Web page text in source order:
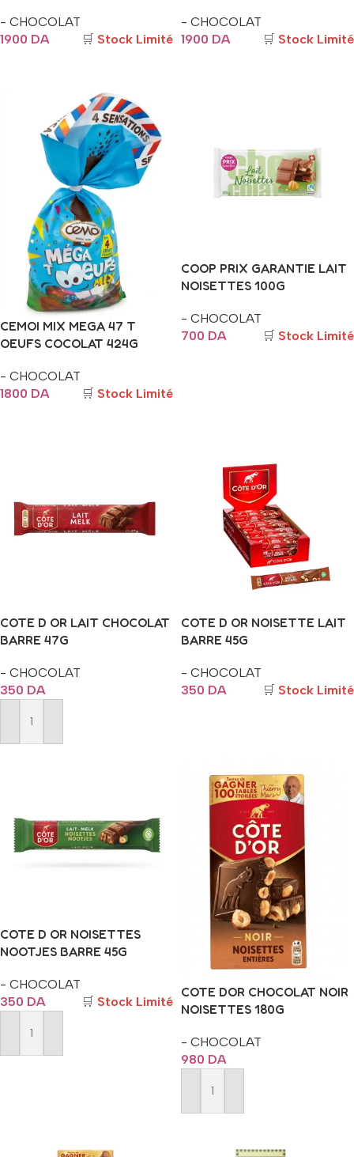
- CHOCOLAT
1900 DA 🛒 Stock Limité
- CHOCOLAT
1900 DA 🛒 Stock Limité
CEMOI MIX MEGA 47 T
OEUFS COCOLAT 424G
- CHOCOLAT
1800 DA 🛒 Stock Limité
COOP PRIX GARANTIE LAIT
NOISETTES 100G
- CHOCOLAT
700 DA 🛒 Stock Limité
COTE D OR LAIT CHOCOLAT
BARRE 47G
- CHOCOLAT
350 DA
Ajouter Au Panier
COTE D OR NOISETTE LAIT
BARRE 45G
- CHOCOLAT
350 DA 🛒 Stock Limité
COTE D OR NOISETTES
NOOTJES BARRE 45G
- CHOCOLAT
350 DA 🛒 Stock Limité
Ajouter Au Panier
COTE DOR CHOCOLAT NOIR
NOISETTES 180G
- CHOCOLAT
980 DA
Ajouter Au Panier